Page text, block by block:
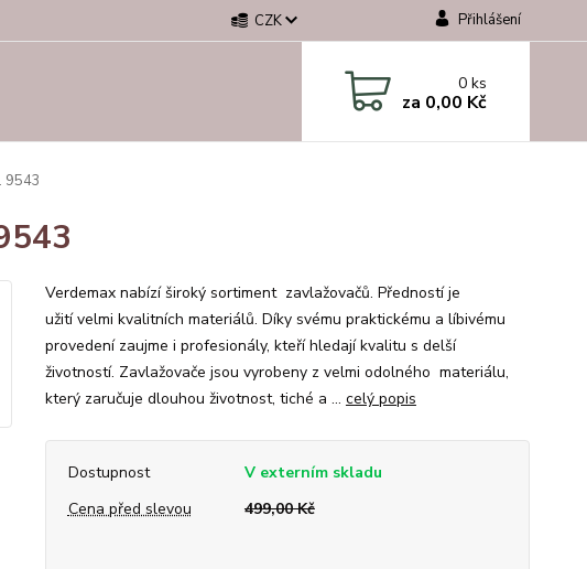
CZK Přihlášení
0ks
za 0,00 Kč
9543
Verdemax nabízí široký sortiment zavlažovačů. Předností je
užití velmi kvalitních materiálů. Díky svému praktickému a líbivému
provedení zaujme i profesionály, kteří hledají kvalitu s delší
životností. Zavlažovače jsou vyrobeny z velmi odolného materiálu,
který zaručuje dlouhou životnost, tiché a ... celý popis
Dostupnost
V externím skladu
Cena před slevou
499,00 Kč